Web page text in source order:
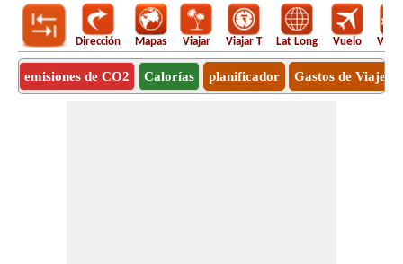
Dirección Mapas Viajar Viajar T Lat Long Vuelo
emisiones de CO2 Calorías planificador Gastos de Viaje